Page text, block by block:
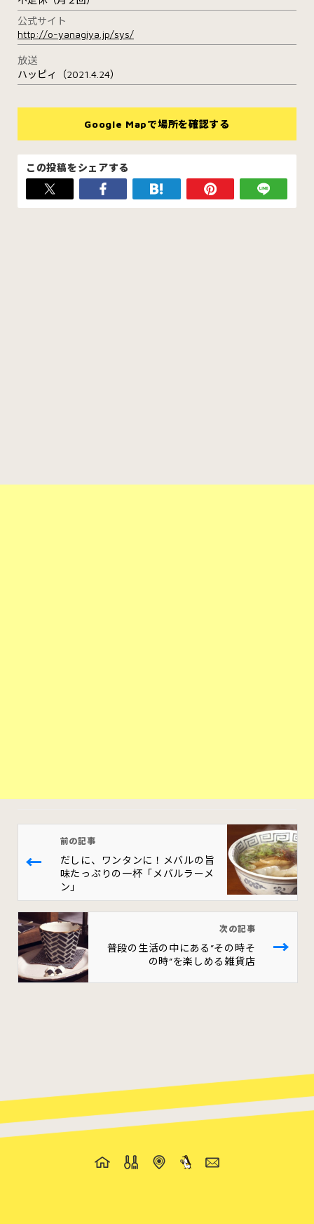
公式サイト
http://o-yanagiya.jp/sys/
放送
ハッピィ（2021.4.24）
Google Mapで場所を確認する
この投稿をシェアする
←
前の記事
だしに、ワンタンに！メバルの旨
味たっぷりの一杯「メバルラーメ
ン」
次の記事
普段の生活の中にある”その時そ
の時”を楽しめる雑貨店
→